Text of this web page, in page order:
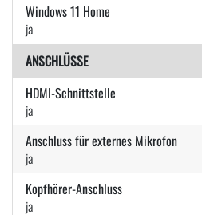
Windows 11 Home
ja
ANSCHLÜSSE
HDMI-Schnittstelle
ja
Anschluss für externes Mikrofon
ja
Kopfhörer-Anschluss
ja